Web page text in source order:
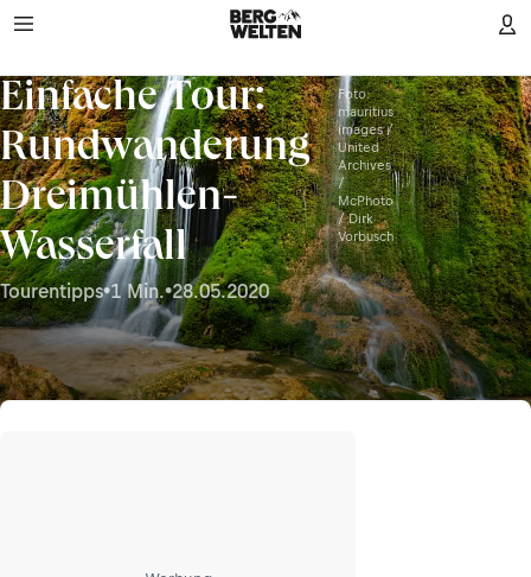
Einfache Tour:
Rundwanderung
Dreimühlen-
Wasserfall
Tourentipps•1 Min.•28.05.2020
Foto:
mauritius
images /
United
Archives
/
McPhoto
/ Dirk
Vorbusch